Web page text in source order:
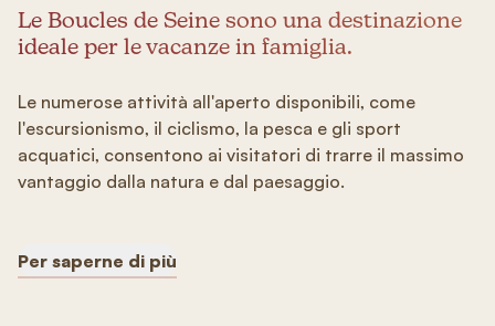
Le Boucles de Seine sono una destinazione
ideale per le vacanze in famiglia.
Le numerose attività all'aperto disponibili, come
l'escursionismo, il ciclismo, la pesca e gli sport
acquatici, consentono ai visitatori di trarre il massimo
vantaggio dalla natura e dal paesaggio.
Per saperne di più